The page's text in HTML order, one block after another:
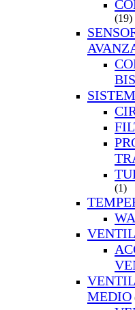
(19)
BIS
(1)
MEDIO